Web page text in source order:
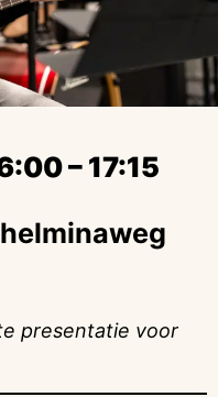
– 17:15
presentatie voor